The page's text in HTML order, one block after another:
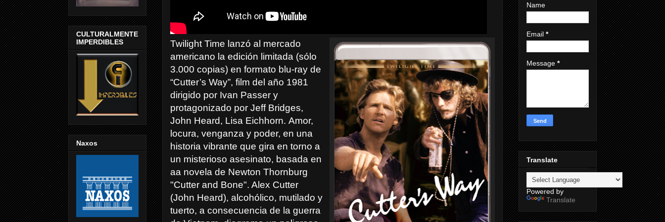
Twilight Time lanzó al mercado
americano la edición limitada (sólo
3.000 copias) en formato blu-ray de
“Cutter’s Way”, film del año 1981
dirigido por Ivan Passer y
protagonizado por Jeff Bridges,
John Heard, Lisa Eichhorn. Amor,
locura, venganza y poder, en una
historia vibrante que gira en torno a
un misterioso asesinato, basada en
aa novela de Newton Thornburg
"Cutter and Bone". Alex Cutter
(John Heard), alcohólico, mutilado y
tuerto, a consecuencia de la guerra
CULTURALMENTE
IMPERDIBLES
Naxos
Name
Email *
Message *
Translate
Powered by
Translate